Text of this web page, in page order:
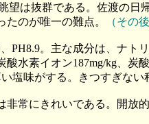
望は抜群である。佐渡の日
のが唯一の難点。
（その
。主な成分は、ナト
水素イオン187mg/kg、炭
塩味がする。きつすぎない
常にきれいである。開放